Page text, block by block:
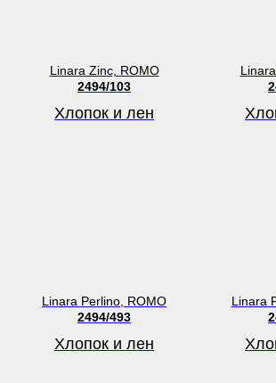
Linara Zinc, ROMO
2494/103
Хлопок и лен
Linara Perlino, ROMO
2494/493
Хлопок и лен
Linara